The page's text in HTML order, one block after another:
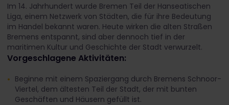
Im 14. Jahrhundert wurde Bremen Teil der Hanseatischen
Liga, einem Netzwerk von Städten, die für ihre Bedeutung
im Handel bekannt waren. Heute wirken die alten Straßen
Bremens entspannt, sind aber dennoch tief in der
maritimen Kultur und Geschichte der Stadt verwurzelt.
Vorgeschlagene Aktivitäten:
Beginne mit einem Spaziergang durch Bremens Schnoor-
Viertel, dem ältesten Teil der Stadt, der mit bunten
Geschäften und Häusern gefüllt ist.